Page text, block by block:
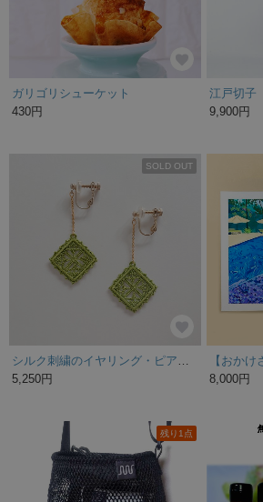
ガリゴリシューケット
430円
9,900円
SOLD OUT
5,250円
8,000円
残り1点